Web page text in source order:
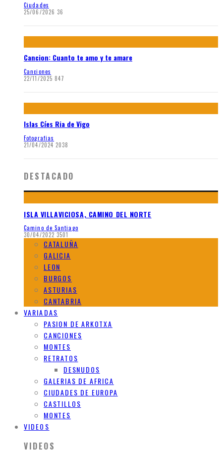
Ciudades
25/06/2026 36
Cancion: Cuanto te amo y te amare
Canciones
22/11/2025 847
Islas Cíes Ria de Vigo
Fotografias
21/04/2024 2038
DESTACADO
ISLA VILLAVICIOSA, CAMINO DEL NORTE
Camino de Santiago
30/04/2022 3501
CATALUÑA
GALICIA
LEON
BURGOS
ASTURIAS
CANTABRIA
VARIADAS
PASION DE ARKOTXA
CANCIONES
MONTES
RETRATOS
DESNUDOS
GALERIAS DE AFRICA
CIUDADES DE EUROPA
CASTILLOS
MONTES
VIDEOS
VIDEOS